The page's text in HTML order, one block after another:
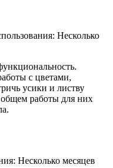
Несколько
с цветами,
усики и листву
работы для них
Несколько месяцев